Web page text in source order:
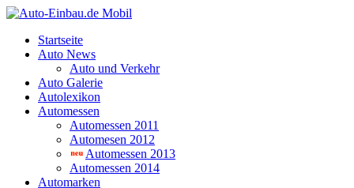
Startseite
Auto News
Auto und Verkehr
Auto Galerie
Autolexikon
Automessen
Automessen 2011
Automesen 2012
Automessen 2013
Automessen 2014
Automarken